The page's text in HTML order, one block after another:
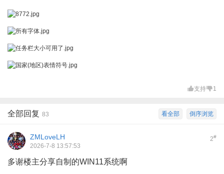
支持 1
倒序浏览
看全部
全部回复 83
2#
ZMLoveLH
2026-7-8 13:57:53
多谢楼主分享自制的WIN11系统啊